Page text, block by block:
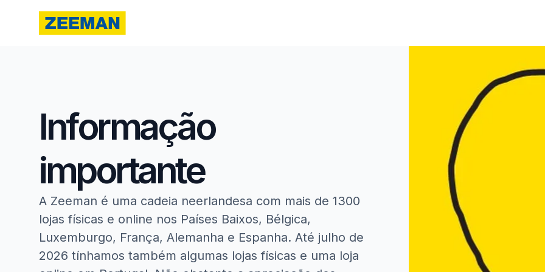
Informação
importante
A Zeeman é uma cadeia neerlandesa com mais de 1300
lojas físicas e online nos Países Baixos, Bélgica,
Luxemburgo, França, Alemanha e Espanha. Até julho de
2026 tínhamos também algumas lojas físicas e uma loja